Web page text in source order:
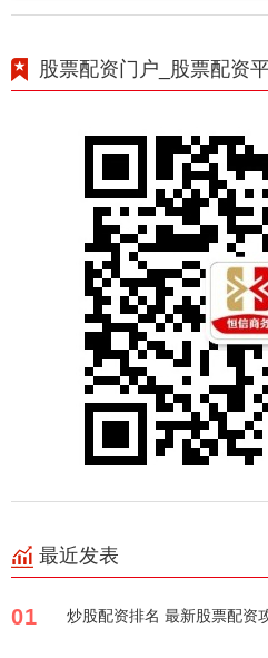
股票配资门户_股票配资
最近发表
01 炒股配资排名 最新股票配资